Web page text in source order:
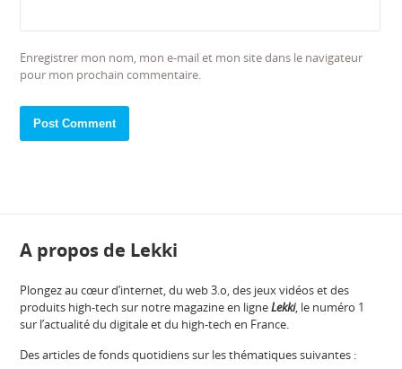
Enregistrer mon nom, mon e-mail et mon site dans le navigateur
pour mon prochain commentaire.
A propos de Lekki
Plongez au cœur d’internet, du web 3.o, des jeux vidéos et des
produits high-tech sur notre magazine en ligneLekki, le numéro 1
sur l’actualité du digitale et du high-tech en France.
Des articles de fonds quotidiens sur les thématiques suivantes :